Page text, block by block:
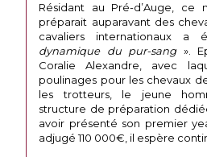
Résidant au Pré-d’Auge, ce
préparait auparavant des
cavaliers internationaux a
dynamique du pur-sang».
Coralie Alexandre, avec
poulinages pour les chevaux
les trotteurs, le jeune
structure de préparation
avoir présenté son premier
adjugé 110 000€, il espère